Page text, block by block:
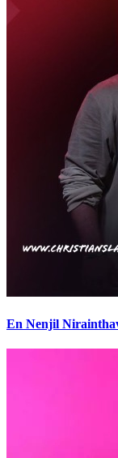
En Nenjil